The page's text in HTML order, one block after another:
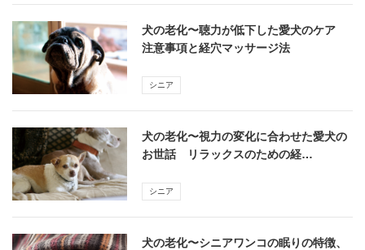
犬の老化〜聴力が低下した愛犬のケア
注意事項と経穴マッサージ法
シニア
犬の老化〜視力の変化に合わせた愛犬の
お世話 リラックスのための経…
シニア
犬の老化〜シニアワンコの眠りの特徴、